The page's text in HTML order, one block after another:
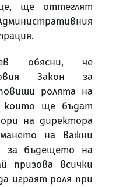
ще оттеглят
обясни, че
Закон за
ролята на
които ще бъдат
на директора
на важни
за бъдещето на
призова всички
играят роля при